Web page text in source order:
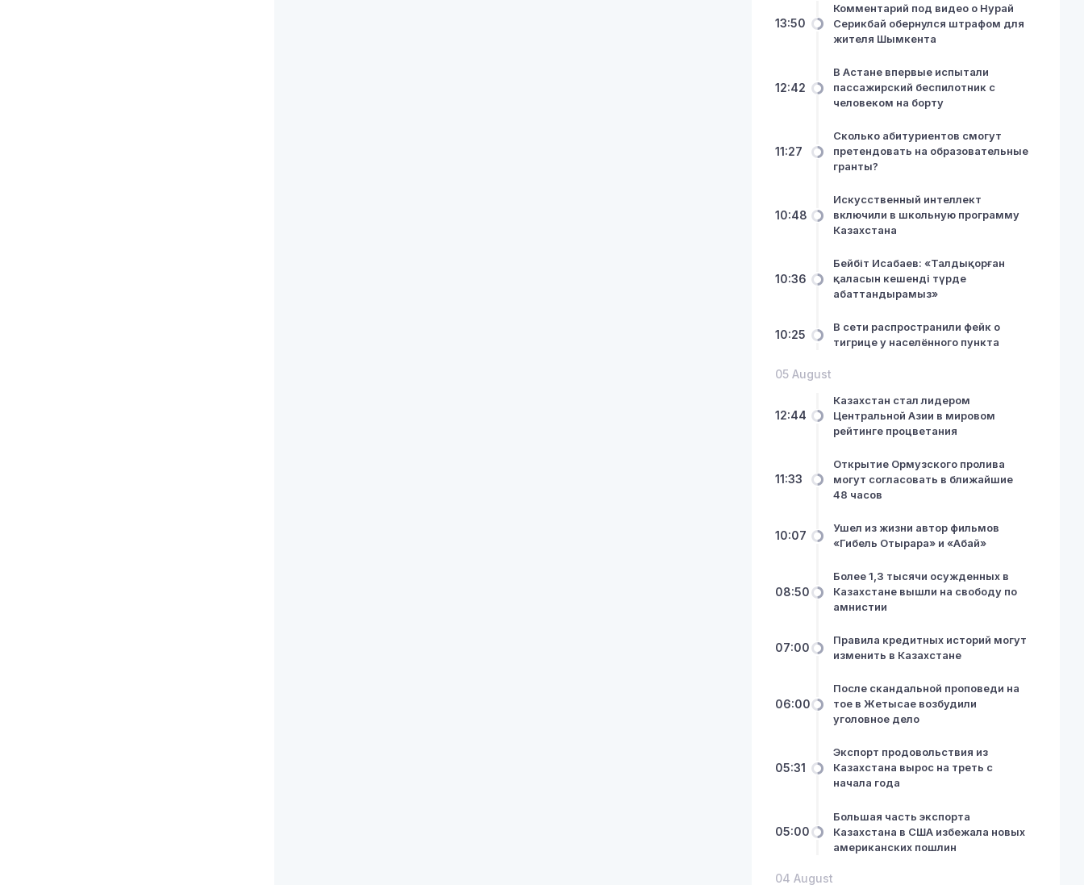
13:50
Комментарий под видео о Нурай
Серикбай обернулся штрафом для
жителя Шымкента
12:42
В Астане впервые испытали
пассажирский беспилотник с
человеком на борту
11:27
Сколько абитуриентов смогут
претендовать на образовательные
гранты?
10:48
Искусственный интеллект
включили в школьную программу
Казахстана
10:36
Бейбіт Исабаев: «Талдықорған
қаласын кешенді түрде
абаттандырамыз»
10:25
В сети распространили фейк о
тигрице у населённого пункта
05 August
12:44
Казахстан стал лидером
Центральной Азии в мировом
рейтинге процветания
11:33
Открытие Ормузского пролива
могут согласовать в ближайшие
48 часов
10:07
Ушел из жизни автор фильмов
«Гибель Отырара» и «Абай»
08:50
Более 1,3 тысячи осужденных в
Казахстане вышли на свободу по
амнистии
07:00
Правила кредитных историй могут
изменить в Казахстане
06:00
После скандальной проповеди на
тое в Жетысае возбудили
уголовное дело
05:31
Экспорт продовольствия из
Казахстана вырос на треть с
начала года
05:00
Большая часть экспорта
Казахстана в США избежала новых
американских пошлин
04 August
NewsHub.kz 2026 ©